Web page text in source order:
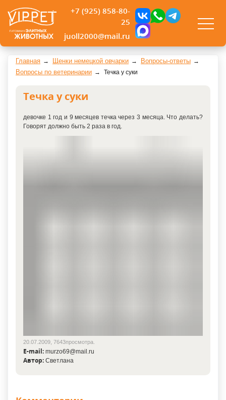
+7 (925) 858-80-
25
juoll2000@mail.ru
Главная Щенки немецкой овчарки
Вопросы-ответы
Вопросы по ветеринарии
Течка у суки
Течка у суки
девочке 1 год и 9 месяцев течка через 3 месяца. Что делать?
Говорят должно быть 2 раза в год.
20.07.2009, 7643просмотра.
E-mail: murzo69@mail.ru
Автор: Светлана